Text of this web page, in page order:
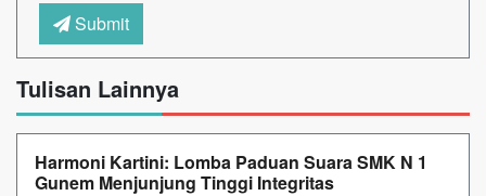
Submit
Tulisan Lainnya
Harmoni Kartini: Lomba Paduan Suara SMK N 1
Gunem Menjunjung Tinggi Integritas